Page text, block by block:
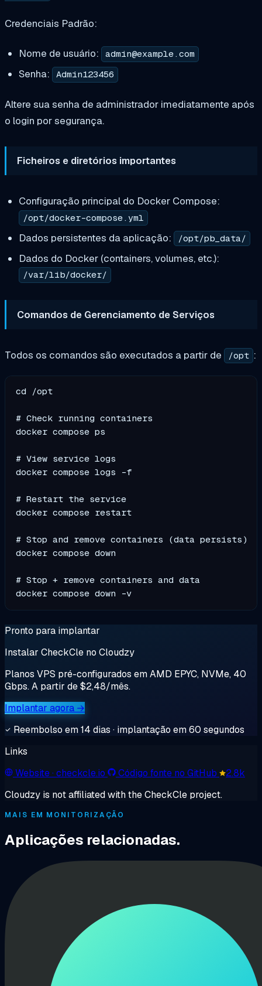
Credenciais Padrão:
Nome de usuário: admin@example.com
Senha: Admin123456
Altere sua senha de administrador imediatamente após
o login por segurança.
Ficheiros e diretórios importantes
Configuração principal do Docker Compose:
/opt/docker-compose.yml
Dados persistentes da aplicação: /opt/pb_data/
Dados do Docker (containers, volumes, etc.):
/var/lib/docker/
Comandos de Gerenciamento de Serviços
Todos os comandos são executados a partir de /opt :
cd /opt
# Check running containers
docker compose ps
# View service logs
docker compose logs -f
# Restart the service
docker compose restart
# Stop and remove containers (data persists)
docker compose down
# Stop + remove containers and data
Pronto para implantar
Instalar CheckCle no Cloudzy
Planos VPS pré-configurados em AMD EPYC, NVMe, 40
Gbps. A partir de $2,48/mês.
Implantar agora →
Reembolso em 14 dias · implantação em 60 segundos
Links
Website· checkcle.io Código fonte no GitHub
2.8k
Cloudzy is not affiliated with the CheckCle project.
MAIS EM MONITORIZAÇÃO
Aplicações relacionadas.